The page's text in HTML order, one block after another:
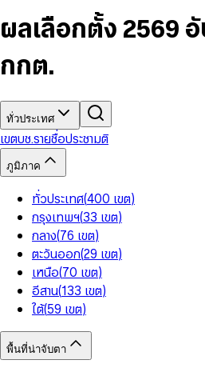
7
8
5
6
8
9
6
7
9
5
6
8
9
9
ผลเลือกตั้ง 2569
กกต.
ทั่วประเทศ
เขตบช.รายชื่อประชามติ
ภูมิภาค
ทั่วประเทศ(400 เขต)
กรุงเทพฯ(33 เขต)
กลาง(76 เขต)
ตะวันออก(29 เขต)
เหนือ(70 เขต)
อีสาน(133 เขต)
ใต้(59 เขต)
พื้นที่น่าจับตา